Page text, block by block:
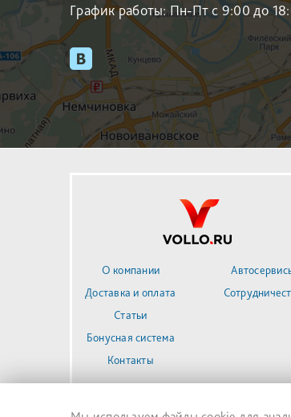
График работы: Пн-Пт с 9:00 до
О компании
Доставка и оплата
Статьи
Бонусная система
Контакты